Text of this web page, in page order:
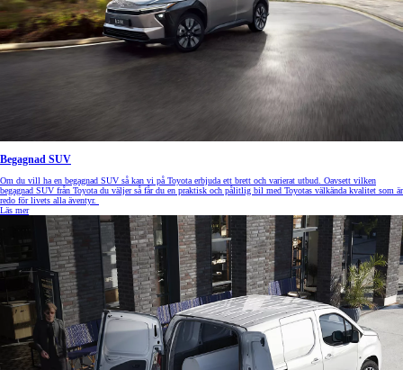
Begagnad SUV
Om du vill ha en begagnad SUV så kan vi på Toyota erbjuda ett brett och varierat utbud. Oavsett vilken
begagnad SUV från Toyota du väljer så får du en praktisk och pålitlig bil med Toyotas välkända kvalitet som är
redo för livets alla äventyr.
Läs mer